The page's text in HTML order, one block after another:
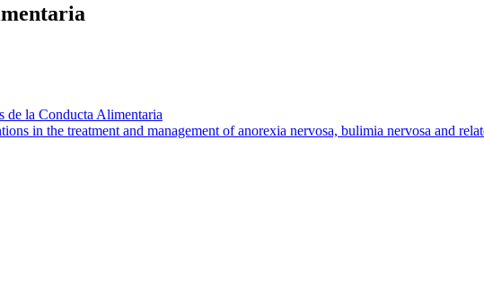
de la Conducta Alimentaria
in the treatment and management of anorexia nervosa, bulimia nervosa and